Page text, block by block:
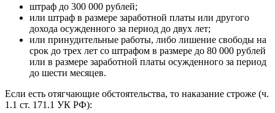
штраф до 300 000 рублей;
или штраф в размере заработной платы или другого
дохода осужденного за период до двух лет;
или принудительные работы, либо лишение свободы на
срок до трех лет со штрафом в размере до 80 000 рублей
или в размере заработной платы осужденного за период
до шести месяцев.
Если есть отягчающие обстоятельства, то наказание строже (ч.
1.1 ст. 171.1 УК РФ):